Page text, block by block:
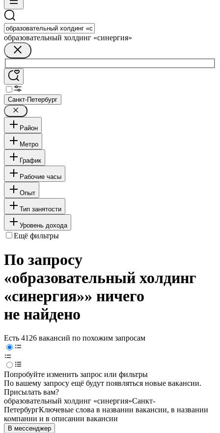
образовательный холдинг «синергия»
Санкт-Петербург
Район
Метро
График
Рабочие часы
Опыт
Тип занятости
Уровень дохода
Ещё фильтры
По запросу
«образовательный холдинг
«синергия»» ничего
не найдено
Есть 4126 вакансий по похожим запросам
Попробуйте изменить запрос или фильтры
По вашему запросу ещё будут появляться новые вакансии.
Присылать вам?
образовательный холдинг «синергия»Санкт-
ПетербургКлючевые слова в названии вакансии, в названии
компании и в описании вакансии
В мессенджер